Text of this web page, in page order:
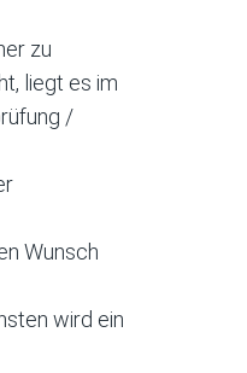
zu
liegt es im
/
Wunsch
wird ein